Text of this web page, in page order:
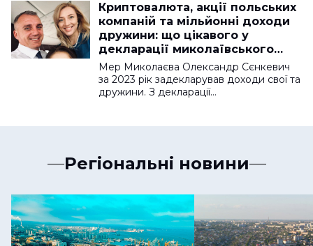
Криптовалюта, акції польських
компаній та мільйонні доходи
дружини: що цікавого у
декларації миколаївського
мера Сєнкевича
Мер Миколаєва Олександр Сєнкевич
за 2023 рік задекларував доходи свої та
дружини. З декларації…
Регіональні новини